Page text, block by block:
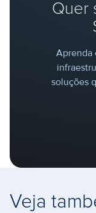
Quer
Aprenda
soluções
Veja